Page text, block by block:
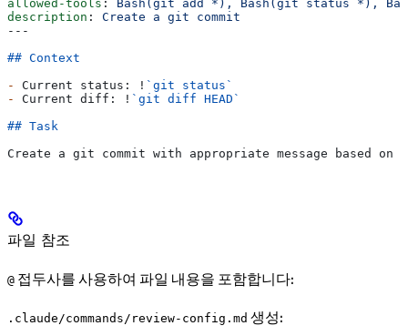
allowed-tools :
Bash(git add *), Bash(git status *),
description : Create a git commit
---
## Context
-
Current status: ! `git status`
-
Current diff: ! `git diff HEAD`
## Task
Create a git commit with appropriate message based on
파일 참조
@ 접두사를 사용하여 파일 내용을 포함합니다:
.claude/commands/review-config.md 생성: